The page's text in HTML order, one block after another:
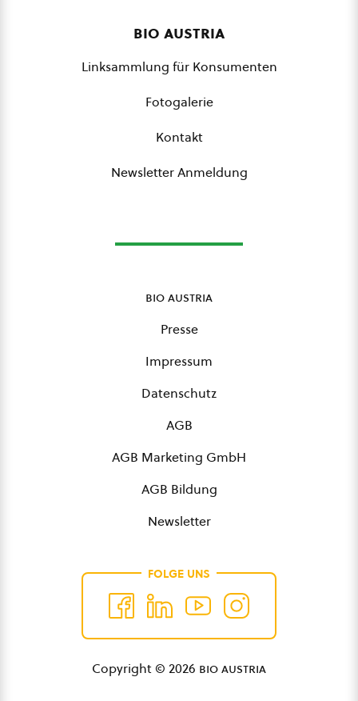
bio austria
Linksammlung für Konsumenten
Fotogalerie
Kontakt
Newsletter Anmeldung
bio austria
Presse
Impressum
Datenschutz
AGB
AGB Marketing GmbH
AGB Bildung
Newsletter
FOLGE UNS
Copyright © 2026 bio austria